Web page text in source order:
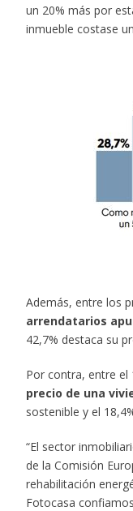
un 20% más por
inmueble costase
Además, entre los
arrendatarios
42,7% destaca su
Por contra, entre el
precio de una
sostenible y el
“El sector
de la Comisión
rehabilitación
Fotocasa